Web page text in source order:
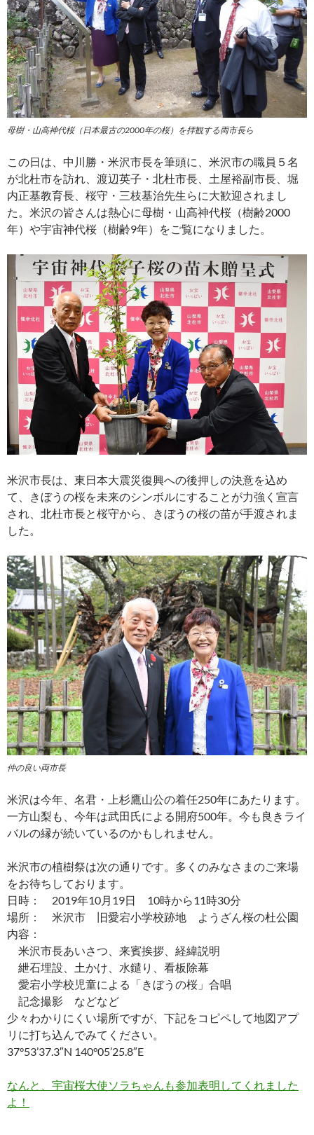
母樹・山高神代桜（日本最古の2000年の桜）を拝観する両市長ら
この日は、中川勝・米沢市長を筆頭に、米沢市の職員５名
が北杜市を訪れ、渡辺英子・北杜市長、土屋裕副市長、堀
内正基教育長、桜守・三枝基治先生らに大歓迎されまし
た。米沢の皆さんは熱心に母樹・山高神代桜（樹齢2000
年）や宇宙神代桜（樹齢9年）をご覧になりました。
米沢市長は、東日本大震災復興への後押しの決意を込め
て、きぼうの桜を未来のシンボルにすることが力強く宣言
され、北杜市長と桜守から、きぼうの桜の苗が手渡されま
した。
仲の良い両市長
米沢は今年、名君・上杉鷹山公の着任250年にあたります。
一方山梨も、今年は武田氏による開府500年。今も良きライ
バルの縁が続いているのかもしれません。
米沢市の植樹祭は次の通りです。多くのみなさまのご来場
をお待ちしております。
日時： 2019年10月19日 10時から11時30分
場所： 米沢市 旧愛宕小学校跡地 ようざん桜の杜公園
内容：
米沢市長あいさつ、来賓挨拶、経緯説明
紲石埋設、土かけ、水鑓り、看板除幕
愛宕小学校児童による「きぼうの桜」合唱
記念撮影 などなど
少々わかりにくい場所ですが、下記をコピペして地図アプ
リに打ち込んでみてください。
37°53’37.3″N 140°05’25.8″E
なんと、宇宙桜大使ソラちゃんも参加表明してくれました
よ！